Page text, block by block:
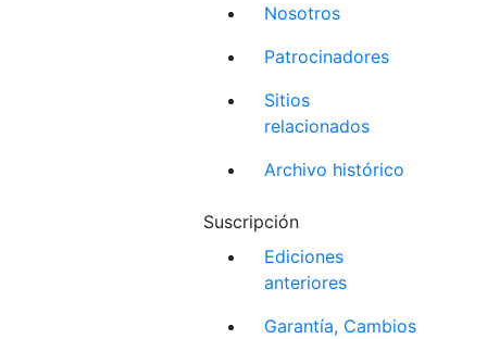
Nosotros
Patrocinadores
Sitios
relacionados
Archivo histórico
Suscripción
Ediciones
anteriores
Garantía, Cambios